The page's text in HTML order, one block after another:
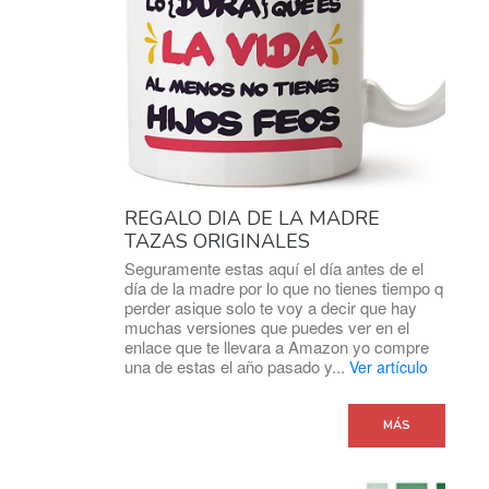
REGALO DIA DE LA MADRE
TAZAS ORIGINALES
Seguramente estas aquí el día antes de el
día de la madre por lo que no tienes tiempo q
perder asique solo te voy a decir que hay
muchas versiones que puedes ver en el
enlace que te llevara a Amazon yo compre
una de estas el año pasado y...Ver artículo
MÁS